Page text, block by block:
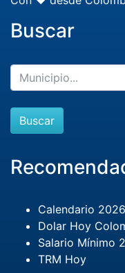
Buscar
Buscar
Calendario
Dolar Hoy
Salario Mínimo
TRM Hoy